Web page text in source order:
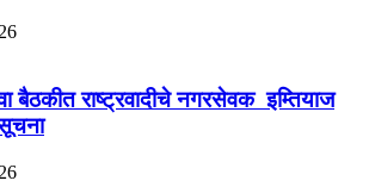
बैठकीत राष्ट्रवादीचे नगरसेवक इम्तियाज
सूचना